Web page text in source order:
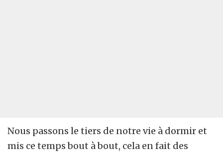
Nous passons le tiers de notre vie à dormir et
mis ce temps bout à bout, cela en fait des